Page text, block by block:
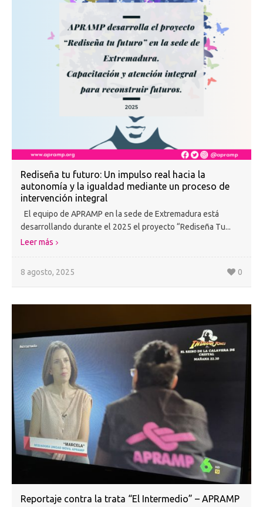
Rediseña tu futuro: Un impulso real hacia la
autonomía y la igualdad mediante un proceso de
intervención integral
El equipo de APRAMP en la sede de Extremadura está
desarrollando durante el 2025 el proyecto “Rediseña Tu...
Leer más
8 agosto, 2025 0
Reportaje contra la trata “El Intermedio” – APRAMP